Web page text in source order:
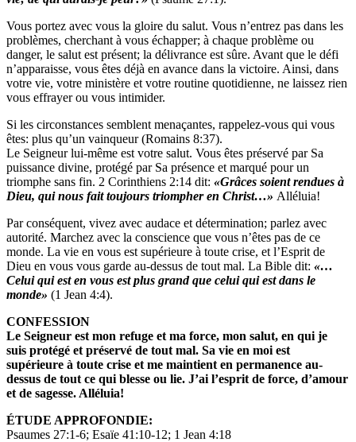
Vous portez avec vous la gloire du salut. Vous n’entrez pas dans les
problèmes, cherchant à vous échapper; à chaque problème ou
danger, le salut est présent; la délivrance est sûre. Avant que le défi
n’apparaisse, vous êtes déjà en avance dans la victoire. Ainsi, dans
votre vie, votre ministère et votre routine quotidienne, ne laissez rien
vous effrayer ou vous intimider.
Si les circonstances semblent menaçantes, rappelez-vous qui vous
êtes: plus qu’un vainqueur (Romains 8:37).
Le Seigneur lui-même est votre salut. Vous êtes préservé par Sa
puissance divine, protégé par Sa présence et marqué pour un
triomphe sans fin. 2 Corinthiens 2:14 dit: «Grâces soient rendues à
Dieu, qui nous fait toujours triompher en Christ…» Alléluia!
Par conséquent, vivez avec audace et détermination; parlez avec
autorité. Marchez avec la conscience que vous n’êtes pas de ce
monde. La vie en vous est supérieure à toute crise, et l’Esprit de
Dieu en vous vous garde au-dessus de tout mal. La Bible dit: «…
Celui qui est en vous est plus grand que celui qui est dans le
monde» (1 Jean 4:4).
CONFESSION
Le Seigneur est mon refuge et ma force, mon salut, en qui je
suis protégé et préservé de tout mal. Sa vie en moi est
supérieure à toute crise et me maintient en permanence au-
dessus de tout ce qui blesse ou lie. J’ai l’esprit de force, d’amour
et de sagesse. Alléluia!
ÉTUDE APPROFONDIE:
Psaumes 27:1-6; Esaïe 41:10-12; 1 Jean 4:18